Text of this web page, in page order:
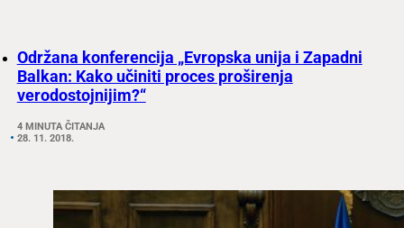
Održana konferencija „Evropska unija i Zapadni
Balkan: Kako učiniti proces proširenja
verodostojnijim?“
4 MINUTA ČITANJA
28. 11. 2018.